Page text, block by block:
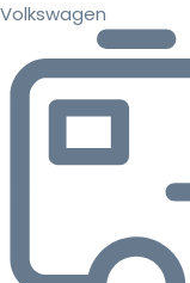
Volkswagen